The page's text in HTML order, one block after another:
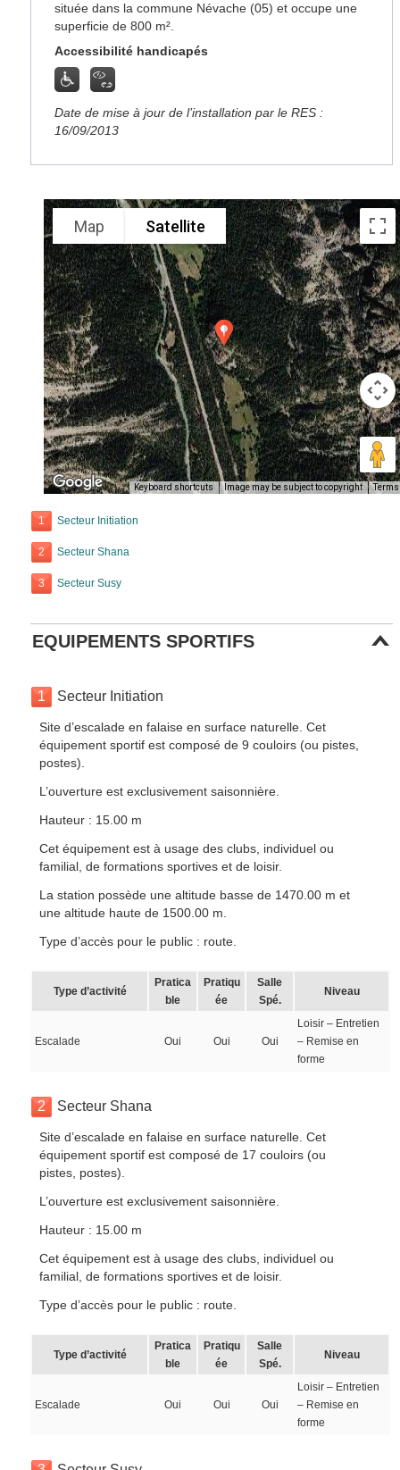
située dans la commune Névache (05) et occupe une
superficie de 800 m².
Accessibilité handicapés
Date de mise à jour de l’installation par le RES :
16/09/2013
Map Satellite
Keyboard shortcuts Image may be subject to copyright Terms
1 Secteur Initiation
2 Secteur Shana
3 Secteur Susy
EQUIPEMENTS SPORTIFS
1 Secteur Initiation
Site d’escalade en falaise en surface naturelle. Cet
équipement sportif est composé de 9 couloirs (ou pistes,
postes).
L’ouverture est exclusivement saisonnière.
Hauteur : 15.00 m
Cet équipement est à usage des clubs, individuel ou
familial, de formations sportives et de loisir.
La station possède une altitude basse de 1470.00 m et
une altitude haute de 1500.00 m.
Type d’accès pour le public : route.
Type d’activité
Pratica
ble
Pratiqu
ée
Salle
Spé.
Niveau
Escalade Oui Oui Oui
Loisir – Entretien
– Remise en
forme
2 Secteur Shana
Site d’escalade en falaise en surface naturelle. Cet
équipement sportif est composé de 17 couloirs (ou
pistes, postes).
L’ouverture est exclusivement saisonnière.
Hauteur : 15.00 m
Cet équipement est à usage des clubs, individuel ou
familial, de formations sportives et de loisir.
Type d’accès pour le public : route.
Type d’activité
Pratica
ble
Pratiqu
ée
Salle
Spé.
Niveau
Escalade Oui Oui Oui
Loisir – Entretien
– Remise en
forme